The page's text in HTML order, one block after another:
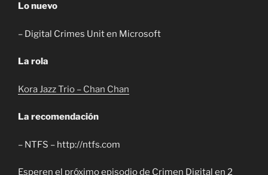
Lo nuevo
– Digital Crimes Unit en Microsoft
La rola
Kora Jazz Trio – Chan Chan
La recomendación
– NTFS – http://ntfs.com
Esperen el próximo episodio de Crimen Digital en 2